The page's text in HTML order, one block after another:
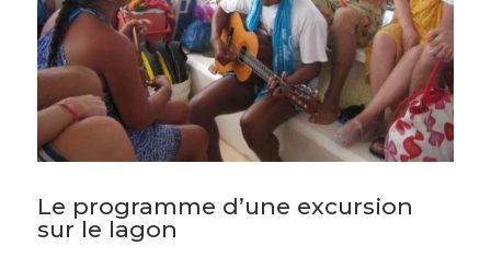
Le programme d’une excursion
sur le lagon